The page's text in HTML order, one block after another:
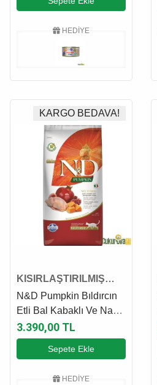
HEDİYE
KARGO BEDAVA!
KISIRLAŞTIRILMIŞ
KEDİ MAMASI
N&D Pumpkin Bıldırcın
Etli Bal Kabaklı Ve Narlı
Kısırlaştırılmış Kedi
Maması 5 Kg
3.390,00 TL
Sepete Ekle
HEDİYE